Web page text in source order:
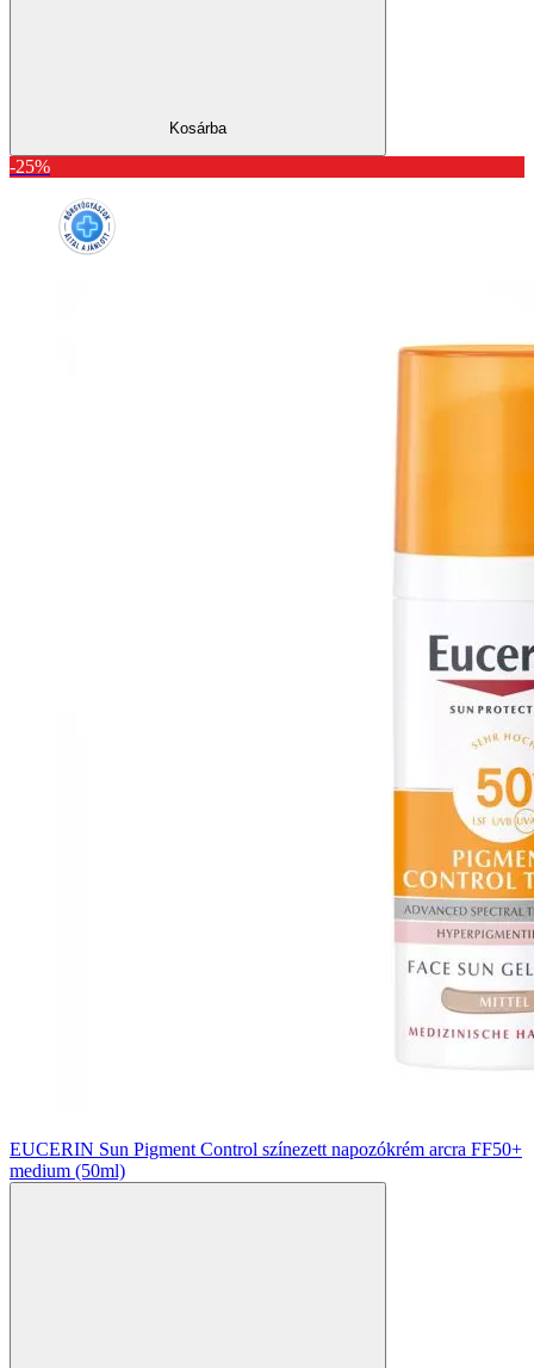
Kosárba
-25%
EUCERIN Sun Pigment Control színezett napozókrém arcra FF50+
medium (50ml)